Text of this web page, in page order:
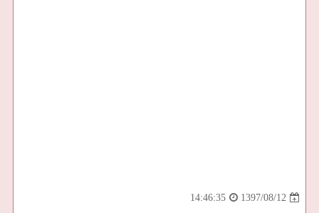
1397/08/12
14:46:35